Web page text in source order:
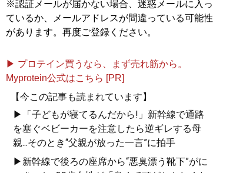
※認証メールが届かない場合、迷惑メールに入っ
ているか、メールアドレスが間違っている可能性
があります。再度ご登録ください。
▶ プロテイン買うなら、まず売れ筋から。
Myprotein公式はこちら [PR]
【今この記事も読まれています】
▶「子どもが寝てるんだから!」新幹線で通路
を塞ぐベビーカーを注意したら逆ギレする母
親...そのとき“父親が放った一言”に拍手
▶新幹線で後ろの座席から“悪臭漂う靴下”がに